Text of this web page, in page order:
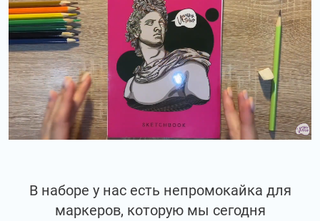
В наборе у нас есть непромокайка для
маркеров, которую мы сегодня